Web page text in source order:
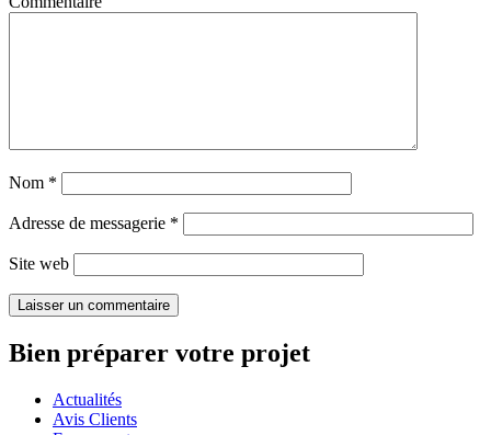
Nom *
Adresse de messagerie *
Site web
Bien préparer votre projet
Actualités
Avis Clients